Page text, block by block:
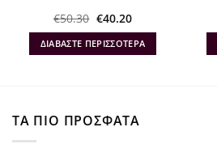
€50.30 Original
price
was:
€50.30.
€40.20Η
τιμή
είναι:
€40.20.
ΔΙΑΒΆΣΤΕ ΠΕΡΙΣΣΌΤΕΡΑ
ΤΑ ΠΙΟ ΠΡΟΣΦΑΤΑ